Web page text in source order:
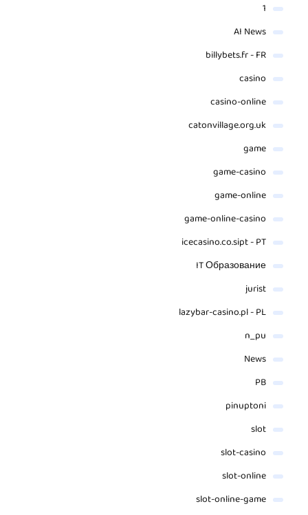
1
AI News
billybets.fr - FR
casino
casino-online
catonvillage.org.uk
game
game-casino
game-online
game-online-casino
icecasino.co.sipt - PT
IT Образование
jurist
lazybar-casino.pl - PL
n_pu
News
PB
pinuptoni
slot
slot-casino
slot-online
slot-online-game